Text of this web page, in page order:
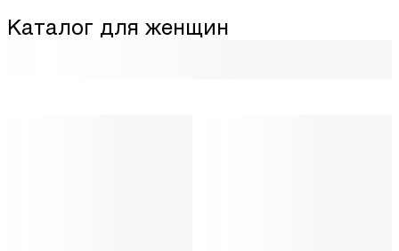
Каталог для женщин